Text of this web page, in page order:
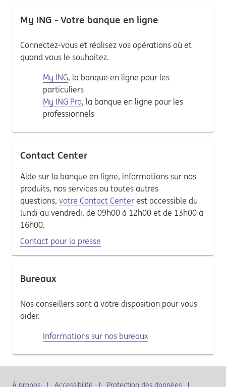
My ING - Votre banque en ligne
Connectez-vous et réalisez vos opérations où et
quand vous le souhaitez.
My ING, la banque en ligne pour les
particuliers
My ING Pro, la banque en ligne pour les
professionnels
Contact Center
Aide sur la banque en ligne, informations sur nos
produits, nos services ou toutes autres
questions, votre Contact Center est accessible du
lundi au vendredi, de 09h00 à 12h00 et de 13h00 à
16h00.
Contact pour la presse
Bureaux
Nos conseillers sont à votre disposition pour vous
aider.
Informations sur nos bureaux
À propos Accessibilité Protection des données